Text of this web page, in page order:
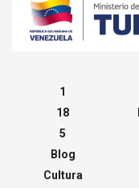
1
18
5
Blog
Cultura